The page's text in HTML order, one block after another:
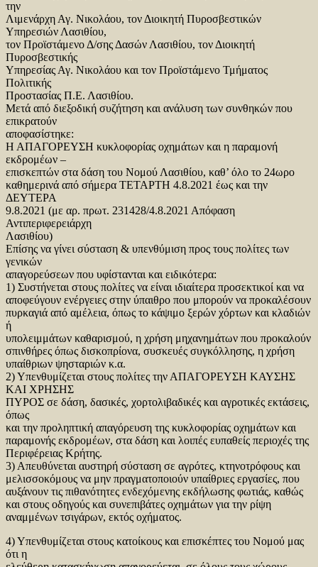
την
Λιμενάρχη Αγ. Νικολάου, τον Διοικητή Πυροσβεστικών
Υπηρεσιών Λασιθίου,
τον Προϊστάμενο Δ/σης Δασών Λασιθίου, τον Διοικητή
Πυροσβεστικής
Υπηρεσίας Αγ. Νικολάου και τον Προϊστάμενο Τμήματος
Πολιτικής
Προστασίας Π.Ε. Λασιθίου.
Μετά από διεξοδική συζήτηση και ανάλυση των συνθηκών που
επικρατούν
αποφασίστηκε:
Η ΑΠΑΓΟΡΕΥΣΗ κυκλοφορίας οχημάτων και η παραμονή
εκδρομέων –
επισκεπτών στα δάση του Νομού Λασιθίου, καθ’ όλο το 24ωρο
καθημερινά από σήμερα ΤΕΤΑΡΤΗ 4.8.2021 έως και την
ΔΕΥΤΕΡΑ
9.8.2021 (με αρ. πρωτ. 231428/4.8.2021 Απόφαση
Αντιπεριφερειάρχη
Λασιθίου)
Επίσης να γίνει σύσταση & υπενθύμιση προς τους πολίτες των
γενικών
απαγορεύσεων που υφίστανται και ειδικότερα:
1) Συστήνεται στους πολίτες να είναι ιδιαίτερα προσεκτικοί και να
αποφεύγουν ενέργειες στην ύπαιθρο που μπορούν να προκαλέσουν
πυρκαγιά από αμέλεια, όπως το κάψιμο ξερών χόρτων και κλαδιών
ή
υπολειμμάτων καθαρισμού, η χρήση μηχανημάτων που προκαλούν
σπινθήρες όπως δισκοπρίονα, συσκευές συγκόλλησης, η χρήση
υπαίθριων ψησταριών κ.α.
2) Υπενθυμίζεται στους πολίτες την ΑΠΑΓΟΡΕΥΣΗ ΚΑΥΣΗΣ
ΚΑΙ ΧΡΗΣΗΣ
ΠΥΡΟΣ σε δάση, δασικές, χορτολιβαδικές και αγροτικές εκτάσεις,
όπως
και την προληπτική απαγόρευση της κυκλοφορίας οχημάτων και
παραμονής εκδρομέων, στα δάση και λοιπές ευπαθείς περιοχές της
Περιφέρειας Κρήτης.
3) Απευθύνεται αυστηρή σύσταση σε αγρότες, κτηνοτρόφους και
μελισσοκόμους να μην πραγματοποιούν υπαίθριες εργασίες, που
αυξάνουν τις πιθανότητες ενδεχόμενης εκδήλωσης φωτιάς, καθώς
και στους οδηγούς και συνεπιβάτες οχημάτων για την ρίψη
αναμμένων τσιγάρων, εκτός οχήματος.
4) Υπενθυμίζεται στους κατοίκους και επισκέπτες του Νομού μας
ότι η